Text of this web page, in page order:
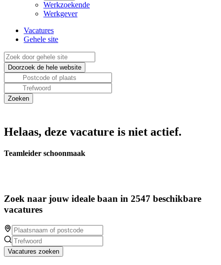
Werkzoekende
Werkgever
Vacatures
Gehele site
Helaas, deze vacature is niet actief.
Teamleider schoonmaak
Zoek naar jouw ideale baan in 2547 beschikbare
vacatures
Vacatures zoeken